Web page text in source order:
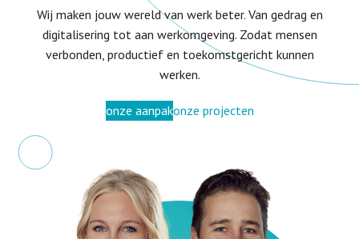
Wij maken jouw wereld van werk beter. Van gedrag en
digitalisering tot aan werkomgeving. Zodat mensen
verbonden, productief en toekomstgericht kunnen
werken.
onze aanpakonze projecten